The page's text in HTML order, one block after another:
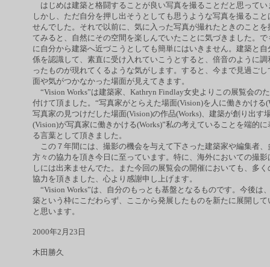
はじめは建築と格闘することが良い写真を撮ることだと思ってい
しかし、ただ自分を押し出そうとしても思うような写真を撮ること
せんでした。それで以前に、気に入った写真が撮れたときのことを
てみると、自然にその空間を楽しんでいたことに気づきました。で
に自分から建築へ近づこうとしても簡単にはいきません。建築と自
係を認識して、素直に受け入れていこうとすると、倍音のように調
ったものが現れてくるような気がします。すると、今まで見過ごし
面や気がつかなかった場面が見えてきます。
“Vision Works”は建築家、Kathryn Findlay女史よりこの展覧会の
付けて頂ました。“写真家がとらえた場面(Vision)を人に働きかける
写真家の見つけだした場面(Vision)の作品(Works)、建築が創り出す
(Vision)が写真家に働きかける(Works)”私の考えていることを端的に
る言葉として頂きました。
この７年間には、撮影の機会を与えて下さった建築家や編集者、
方々の協力を頂き今日に至っています。特に、海外においての撮影
しには出来ませんでた。また今回の展覧会の開催においても、多く
協力を頂きました、心より感謝申し上げます。
“Vision Works”は、自分のもっとも基盤となるものです。今後は
築という枠にこだわらず、ここから発展したものを新たに展開して
と思います。
2000年2月23日
木田勝久